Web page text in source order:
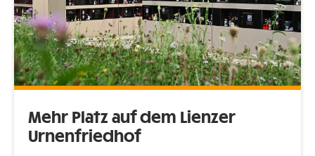
Mehr Platz auf dem Lienzer
Urnenfriedhof